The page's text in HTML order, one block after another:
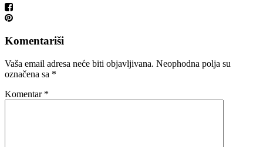
Komentariši
Vaša email adresa neće biti objavljivana. Neophodna polja su
označena sa *
Komentar *